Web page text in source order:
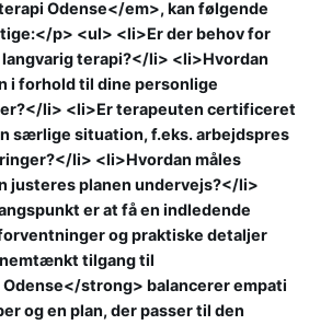
Odense</em>, kan følgende
p> <ul> <li>Er der behov for
terapi?</li> <li>Hvordan
i forhold til dine personlige
li> <li>Er terapeuten certificeret
særlige situation, f.eks. arbejdspres
li> <li>Hvordan måles
justeres planen undervejs?</li>
er at få en indledende
og praktiske detaljer
tilgang til
strong> balancerer empati
og en plan, der passer til den